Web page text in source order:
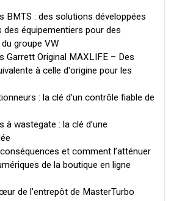
BMTS : des solutions développées
équipementiers pour des
groupe VW
Garrett Original MAXLIFE – Des
à celle d'origine pour les
: la clé d'un contrôle fiable de
à wastegate : la clé d’une
et comment l’atténuer
de la boutique en ligne
de l'entrepôt de MasterTurbo